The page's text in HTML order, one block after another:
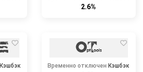
2.6%
Кэшбэк Временно отключен Кэшбэк